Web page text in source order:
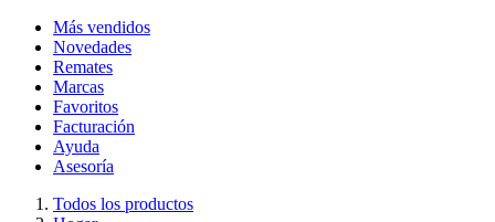
Más vendidos
Novedades
Remates
Marcas
Favoritos
Facturación
Ayuda
Asesoría
Todos los productos